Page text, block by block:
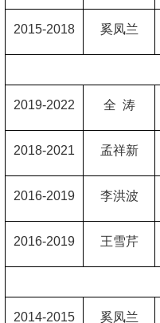
2015-2018 奚凤兰
2019-2022 全 涛
2018-2021 孟祥新
2016-2019 李洪波
2016-2019 王雪芹
2014-2015 奚凤兰